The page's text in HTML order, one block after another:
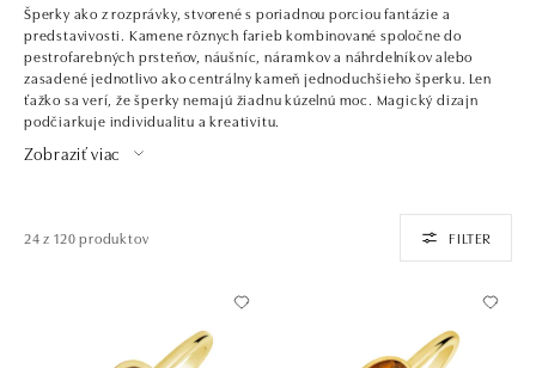
Šperky ako z rozprávky, stvorené s poriadnou porciou fantázie a
predstavivosti. Kamene rôznych farieb kombinované spoločne do
pestrofarebných prsteňov, náušníc, náramkov a náhrdelníkov alebo
zasadené jednotlivo ako centrálny kameň jednoduchšieho šperku. Len
ťažko sa verí, že šperky nemajú žiadnu kúzelnú moc. Magický dizajn
podčiarkuje individualitu a kreativitu.
Zobraziť viac
24 z 120 produktov FILTER